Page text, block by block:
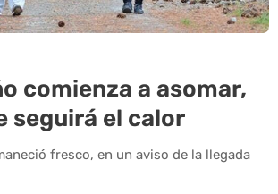
comienza a asomar,
seguirá el calor
fresco, en un aviso de la llegada